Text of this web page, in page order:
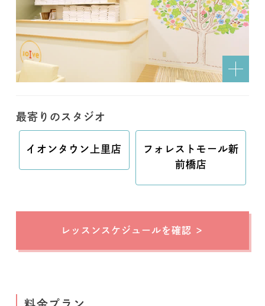
最寄りのスタジオ
イオンタウン上里店
フォレストモール新
前橋店
レッスンスケジュールを確認